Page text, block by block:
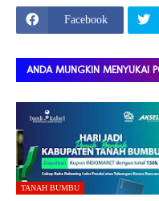
Facebook
ANDA MUNGKIN MENYUKAI
TANAH BUMBU